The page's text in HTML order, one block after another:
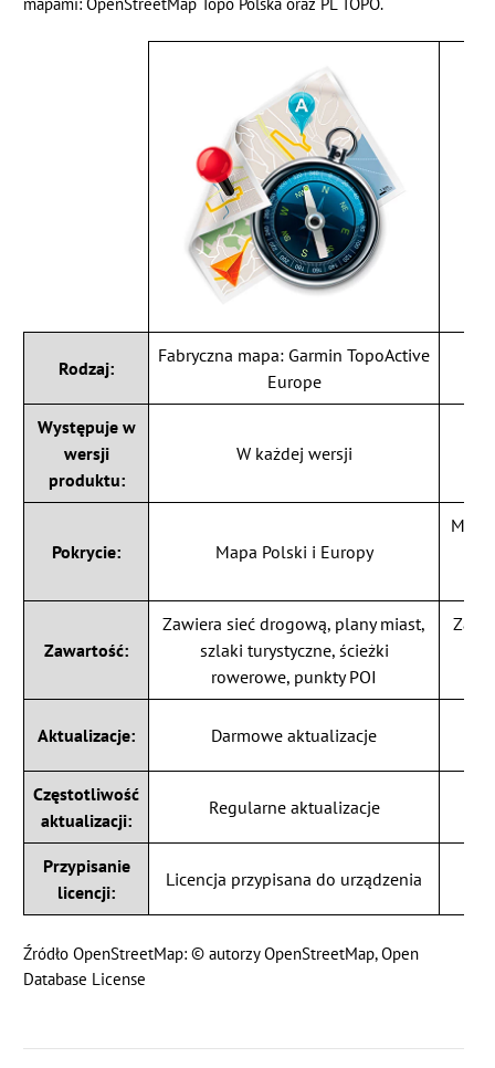
Rodzaj:
Fabryczna mapa: Garmin TopoActive
Europe
Występuje w
wersji
produktu:
W każdej wersji
Pokrycie: Mapa Polski i Europy
Zawartość:
Zawiera sieć drogową, plany miast,
szlaki turystyczne, ścieżki
rowerowe, punkty POI
Aktualizacje: Darmowe aktualizacje
Częstotliwość
aktualizacji:
Regularne aktualizacje
Przypisanie
licencji:
Licencja przypisana do urządzenia
Źródło OpenStreetMap: © autorzy OpenStreetMap,Open
Database License